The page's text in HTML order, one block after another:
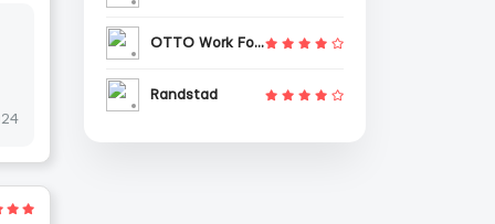
OTTO Work Force
Randstad